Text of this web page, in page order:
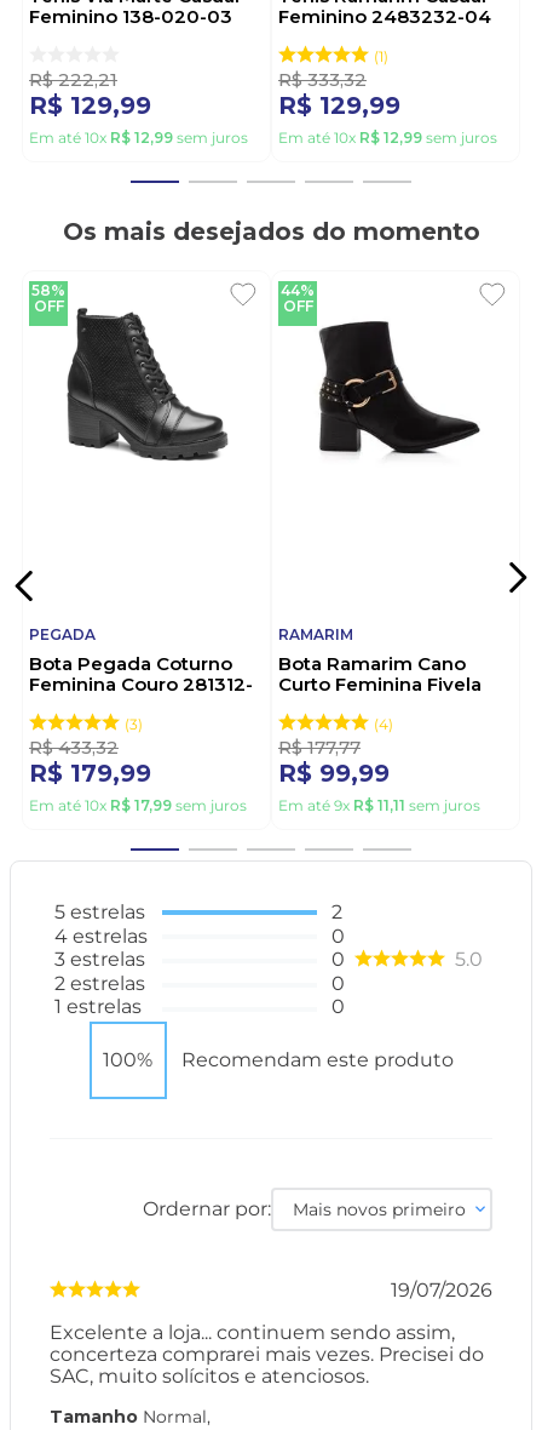
Feminino 138-020-03
R$ 222,21
R$ 129,99
Em até 10x R$ 12,99 sem juros
Feminino 2483232-04
1
R$ 333,32
R$ 129,99
Em até 10x R$ 12,99 sem juros
Os mais desejados do momento
58%
OFF
PEGADA
Bota Pegada Coturno
Feminina Couro 281312-
3
R$ 433,32
R$ 179,99
Em até 10x R$ 17,99 sem juros
44%
OFF
RAMARIM
Bota Ramarim Cano
Curto Feminina Fivela
4
R$ 177,77
R$ 99,99
Em até 9x R$ 11,11 sem juros
5 estrelas
4 estrelas
3 estrelas
2 estrelas
1 estrelas
2
0
0
0
0
5.0
100% Recomendam este produto
Ordernar por: Mais novos primeiro
19/07/2026
Excelente a loja... continuem sendo assim,
concerteza comprarei mais vezes. Precisei do
SAC, muito solícitos e atenciosos.
Tamanho Normal,